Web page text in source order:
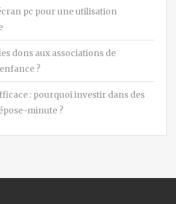
pc pour une utilisation
dons aux associations de
?
: pourquoi investir dans des
minute ?